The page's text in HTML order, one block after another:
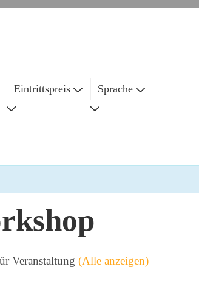
Eintrittspreis Sprache
Veranstaltung (Alle anzeigen)